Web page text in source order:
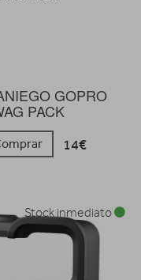
GOPRO
PACK
14€
Stock inmediato